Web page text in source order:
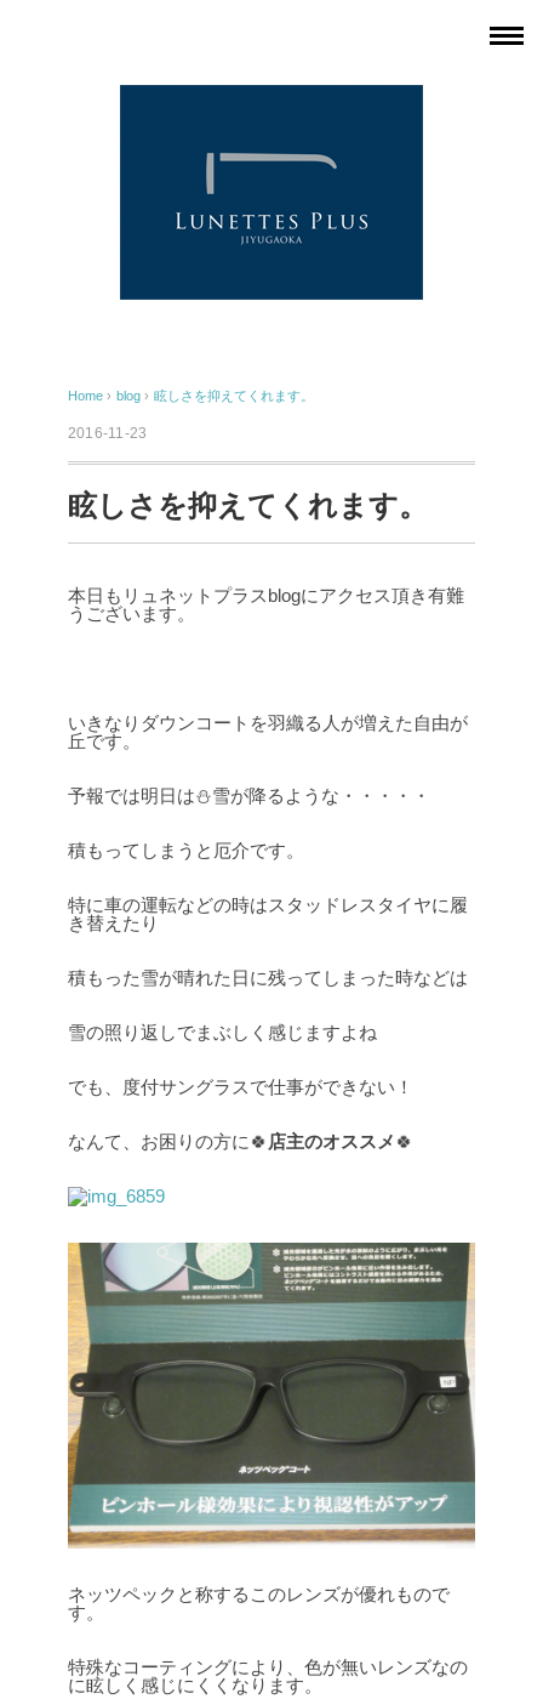
Home › blog › 眩しさを抑えてくれます。
2016-11-23
眩しさを抑えてくれます。
本日もリュネットプラスblogにアクセス頂き有難
うございます。
いきなりダウンコートを羽織る人が増えた自由が
丘です。
予報では明日は⛄雪が降るような・・・・・
積もってしまうと厄介です。
特に車の運転などの時はスタッドレスタイヤに履
き替えたり
積もった雪が晴れた日に残ってしまった時などは
雪の照り返しでまぶしく感じますよね
でも、度付サングラスで仕事ができない！
なんて、お困りの方に🍀 店主のオススメ 🍀
ネッツペックと称するこのレンズが優れもので
す。
特殊なコーティングにより、色が無いレンズなの
に眩しく感じにくくなります。